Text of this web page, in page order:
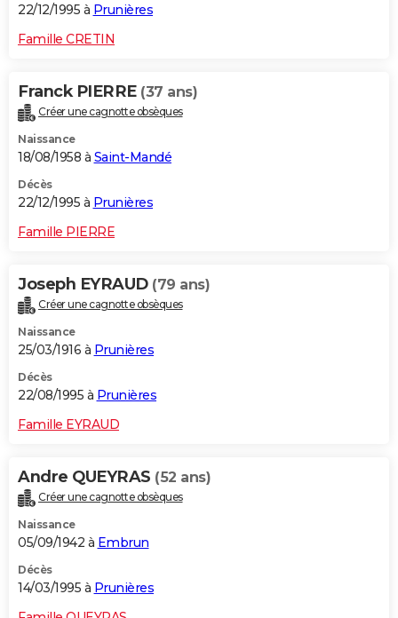
22/12/1995 à Prunières
Famille CRETIN
Franck PIERRE (37 ans)
Créer une cagnotte obsèques
Naissance
18/08/1958 à Saint-Mandé
Décès
22/12/1995 à Prunières
Famille PIERRE
Joseph EYRAUD (79 ans)
Créer une cagnotte obsèques
Naissance
25/03/1916 à Prunières
Décès
22/08/1995 à Prunières
Famille EYRAUD
Andre QUEYRAS (52 ans)
Créer une cagnotte obsèques
Naissance
05/09/1942 à Embrun
Décès
14/03/1995 à Prunières